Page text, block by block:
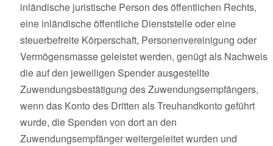
inländische juristische Person des öffentlichen Rechts,
eine inländische öffentliche Dienststelle oder eine
steuerbefreite Körperschaft, Personenvereinigung oder
Vermögensmasse geleistet werden, genügt als Nachweis
die auf den jeweiligen Spender ausgestellte
Zuwendungsbestätigung des Zuwendungsempfängers,
wenn das Konto des Dritten als Treuhandkonto geführt
wurde, die Spenden von dort an den
Zuwendungsempfänger weitergeleitet wurden und